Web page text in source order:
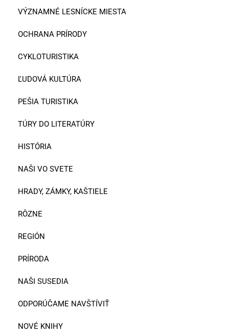
VÝZNAMNÉ LESNÍCKE MIESTA
OCHRANA PRÍRODY
CYKLOTURISTIKA
ĽUDOVÁ KULTÚRA
PEŠIA TURISTIKA
TÚRY DO LITERATÚRY
HISTÓRIA
NAŠI VO SVETE
HRADY, ZÁMKY, KAŠTIELE
RÔZNE
REGIÓN
PRÍRODA
NAŠI SUSEDIA
ODPORÚČAME NAVŠTÍVIŤ
NOVÉ KNIHY